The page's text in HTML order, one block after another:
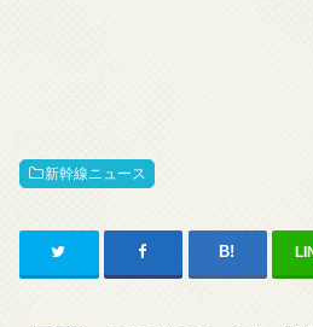
新幹線ニュース